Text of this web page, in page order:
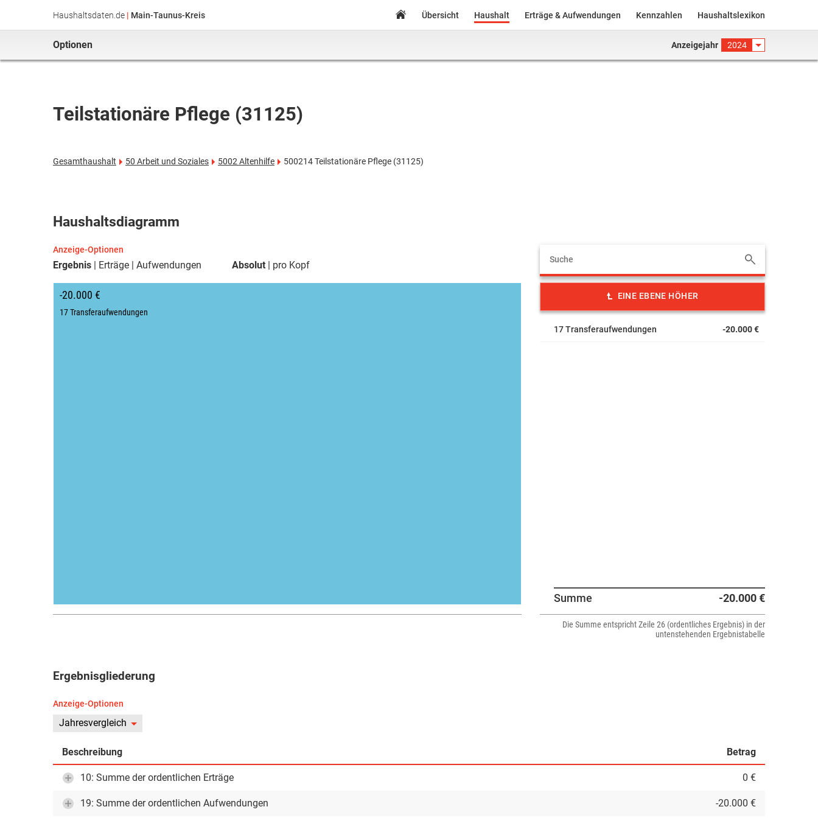
Haushaltsdaten.de | Main-Taunus-Kreis Übersicht Haushalt Erträge & Aufwendungen Kennzahlen Haushaltslexikon
Optionen Anzeigejahr 2024
Teilstationäre Pflege (31125)
Gesamthaushalt 50 Arbeit und Soziales 5002 Altenhilfe 500214 Teilstationäre Pflege (31125)
Haushaltsdiagramm
Anzeige-Optionen
Ergebnis Erträge Aufwendungen Absolut pro Kopf
-20.000 €
17 Transferaufwendungen
EINE EBENE HÖHER
17 Transferaufwendungen -20.000 €
Summe -20.000 €
Die Summe entspricht Zeile 26 (ordentliches Ergebnis) in der
untenstehenden Ergebnistabelle
Ergebnisgliederung
Anzeige-Optionen
Jahresvergleich
Beschreibung Betrag
10: Summe der ordentlichen Erträge 0 €
19: Summe der ordentlichen Aufwendungen -20.000 €